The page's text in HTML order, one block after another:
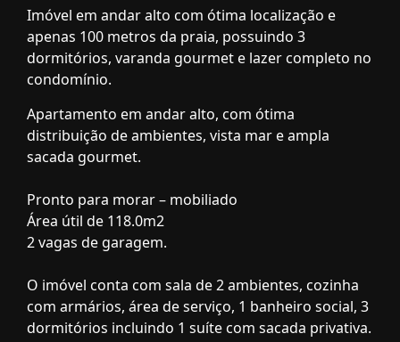
Imóvel em andar alto com ótima localização e
apenas 100 metros da praia, possuindo 3
dormitórios, varanda gourmet e lazer completo no
condomínio.
Apartamento em andar alto, com ótima
distribuição de ambientes, vista mar e ampla
sacada gourmet.
Pronto para morar – mobiliado
Área útil de 118.0m2
2 vagas de garagem.
O imóvel conta com sala de 2 ambientes, cozinha
com armários, área de serviço, 1 banheiro social, 3
dormitórios incluindo 1 suíte com sacada privativa.